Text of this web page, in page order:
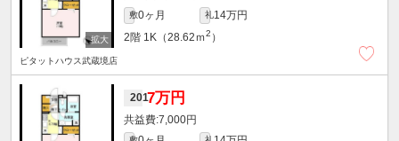
敷0ヶ月 礼14万円
2階 1K（28.62ｍ2 ）
ピタットハウス武蔵境店
2017万円
7,000円